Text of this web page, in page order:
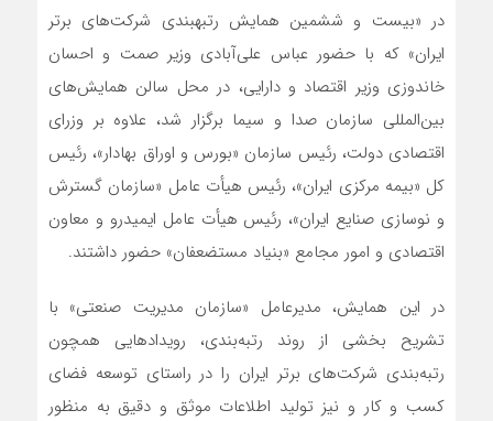
در «بیست و ششمین همایش رتبه‎بندی شرکت‌های برتر
ایران» که با حضور عباس علی‌آبادی وزیر صمت و احسان
خاندوزی وزیر اقتصاد و دارایی، در محل سالن همایش‌های
بین‌المللی سازمان صدا و سیما برگزار شد، علاوه بر وزرای
اقتصادی دولت، رئیس سازمان «بورس و اوراق بهادار»، رئیس
کل «بیمه مرکزی ایران»، رئیس هیأت عامل «سازمان گسترش
و نوسازی صنایع ایران»، رئیس هیأت عامل ایمیدرو و معاون
اقتصادی و امور مجامع «بنیاد مستضعفان» حضور داشتند.
در این همایش، مدیرعامل «سازمان مدیریت صنعتی» با
تشریح بخشی از روند رتبه‌بندی، رویداد‌هایی همچون
رتبه‌بندی شرکت‌های برتر ایران را در راستای توسعه فضای
کسب و کار و نیز تولید اطلاعات موثق و دقیق به منظور